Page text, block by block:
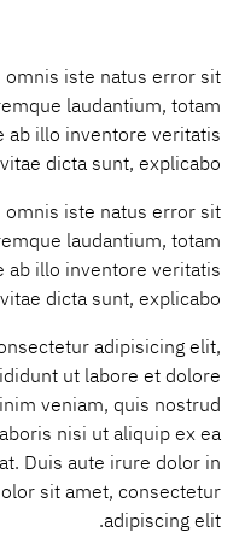
iste natus error sit
laudantium, totam
ab illo inventore veritatis
dicta sunt, explicabo.
iste natus error sit
laudantium, totam
ab illo inventore veritatis
dicta sunt, explicabo.
adipisicing elit,
ut labore et dolore
veniam, quis nostrud
nisi ut aliquip ex ea
Duis aute irure dolor in
sit amet, consectetur
adipiscing elit.